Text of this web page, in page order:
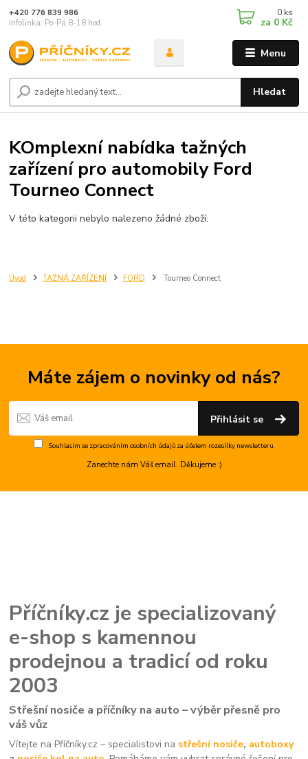
Menu
Hledat
+420 776 839 986
Infolinka: Po-Pá 8-18 hod.
0 ks
za 0 Kč
Úvod TAŽNÁ ZAŘÍZENÍ FORD Tourneo Connect
KOmplexní nabídka tažných
zařízení pro automobily Ford
Tourneo Connect
V této kategorii nebylo nalezeno žádné zboží.
Máte zájem o novinky od nás?
Přihlásit se
Souhlasím se zpracováním osobních údajůza účelem rozesílky newsletteru.
Zanechte nám Váš email. Děkujeme :)
Příčníky.cz je specializovaný
e-shop s kamennou
prodejnou a tradicí od roku
2003
Střešní nosiče a příčníky na auto – výběr přesně pro
váš vůz
Vítejte na Příčníky.cz – specialistovi na střešní nosiče, autoboxy